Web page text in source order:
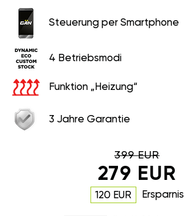
Steuerung per Smartphone
4 Betriebsmodi
Funktion „Heizung“
3 Jahre Garantie
399 EUR
279 EUR
120 EUR Ersparnis